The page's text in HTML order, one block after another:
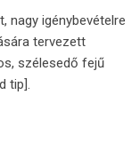
nagy igénybevételre
tervezett
szélesedő fejű
tip].